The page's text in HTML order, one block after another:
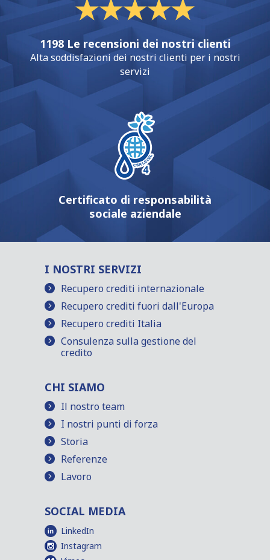
1198 Le recensioni dei nostri clienti
Alta soddisfazioni dei nostri clienti per i nostri
servizi
Certificato di responsabilità
sociale aziendale
I NOSTRI SERVIZI
Recupero crediti internazionale
Recupero crediti fuori dall'Europa
Recupero crediti Italia
Consulenza sulla gestione del
credito
CHI SIAMO
Il nostro team
I nostri punti di forza
Storia
Referenze
Lavoro
SOCIAL MEDIA
LinkedIn
Instagram